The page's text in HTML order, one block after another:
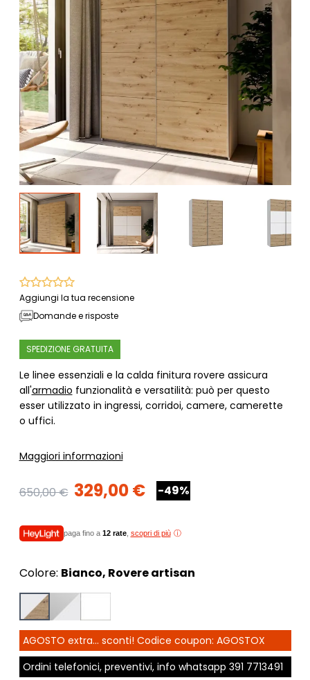
Aggiungi la tua recensione
Domande e risposte
SPEDIZIONE GRATUITA
Le linee essenziali e la calda finitura rovere assicura
all'armadio funzionalità e versatilità: può per questo
esser utilizzato in ingressi, corridoi, camere, camerette
o uffici.
Maggiori informazioni
650,00 € 329,00 € -49%
paga fino a 12 rate, scopri di più
Colore: Bianco, Rovere artisan
AGOSTO extra... sconti! Codice coupon: AGOSTOX
Ordini telefonici, preventivi, info whatsapp 391 7713491